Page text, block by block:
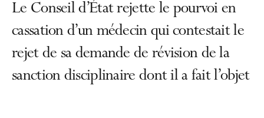
Le Conseil d’État rejette le pourvoi en
cassation d’un médecin qui contestait le
rejet de sa demande de révision de la
sanction disciplinaire dont il a fait l’objet